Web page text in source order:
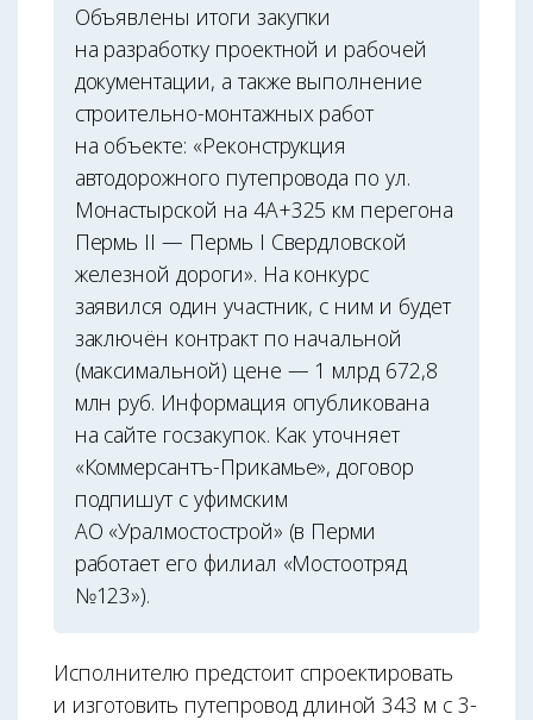
Объявлены итоги закупки
на разработку проектной и рабочей
документации, а также выполнение
строительно-монтажных работ
на объекте: «Реконструкция
автодорожного путепровода по ул.
Монастырской на 4А+325 км перегона
Пермь II — Пермь I Свердловской
железной дороги». На конкурс
заявился один участник, с ним и будет
заключён контракт по начальной
(максимальной) цене — 1 млрд 672,8
млн руб. Информация опубликована
на сайте госзакупок. Как уточняет
«Коммерсантъ-Прикамье», договор
подпишут с уфимским
АО «Уралмостострой» (в Перми
работает его филиал «Мостоотряд
№123»).
Исполнителю предстоит спроектировать
и изготовить путепровод длиной 343 м с 3-